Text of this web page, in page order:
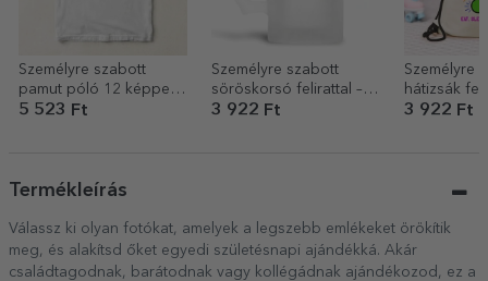
Személyre szabott
pamut póló 12 képpel
és üzenettel – 30 éves
5 523 Ft
Személyre szabott
söröskorsó felirattal – A
sör királya
3 922 Ft
Személyre
hátizsák
Festival
3 922 Ft
Termékleírás
Válassz ki olyan fotókat, amelyek a legszebb emlékeket örökítik
meg, és alakítsd őket egyedi születésnapi ajándékká. Akár
családtagodnak, barátodnak vagy kollégádnak ajándékozod, ez a